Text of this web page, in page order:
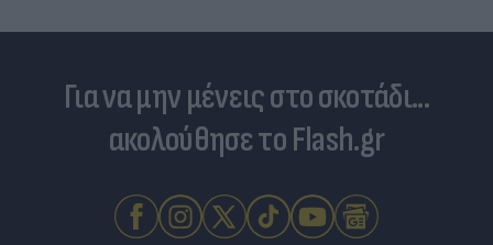
Για να μην μένεις στο σκοτάδι...
ακολούθησε το Flash.gr